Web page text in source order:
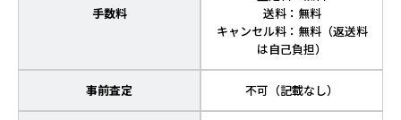
手数料
送料：無料
キャンセル料：無料（返送料
は自己負担）
事前査定 不可（記載なし）